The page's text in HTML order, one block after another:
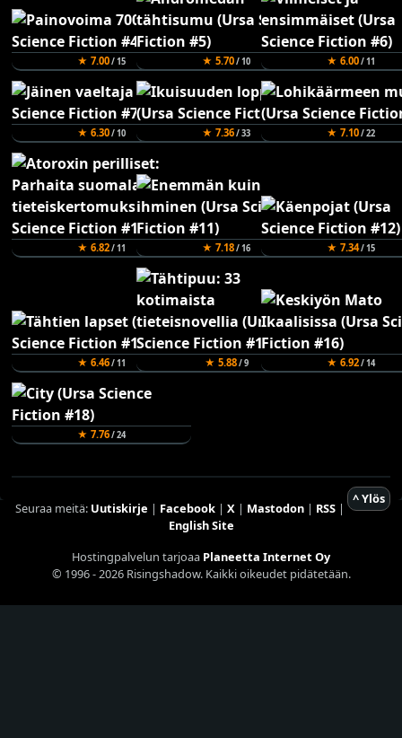
★ 7.00/ 15 ★ 5.70/ 10 ★ 6.00/ 11
★ 6.30/ 10 ★ 7.36/ 33 ★ 7.10/ 22
★ 6.82/ 11 ★ 7.18/ 16 ★ 7.34/ 15
★ 6.46/ 11 ★ 5.88/ 9 ★ 6.92/ 14
★ 7.76/ 24
^ Ylös
Seuraa meitä: Uutiskirje | Facebook| X| Mastodon| RSS|
English Site
Hostingpalvelun tarjoaa Planeetta Internet Oy
© 1996 - 2026 Risingshadow. Kaikki oikeudet pidätetään.